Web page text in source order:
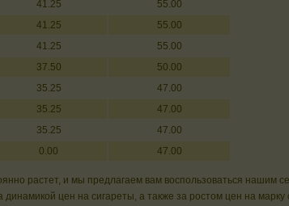
41.25
55.00
41.25
55.00
41.25
55.00
37.50
50.00
35.25
47.00
35.25
47.00
35.25
47.00
0.00 47.00
растет, и мы предлагаем вам воспользоваться нашим
цен на сигареты, а также за ростом цен на марку